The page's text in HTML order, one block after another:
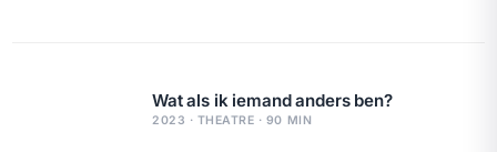
Wat als ik iemand anders ben?
2023 · THEATRE · 90 MIN